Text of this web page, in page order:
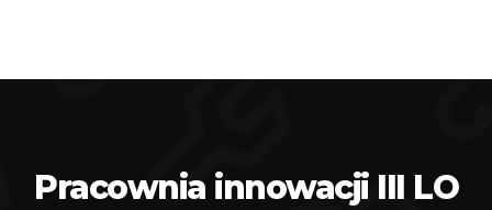
Pracownia innowacji III LO